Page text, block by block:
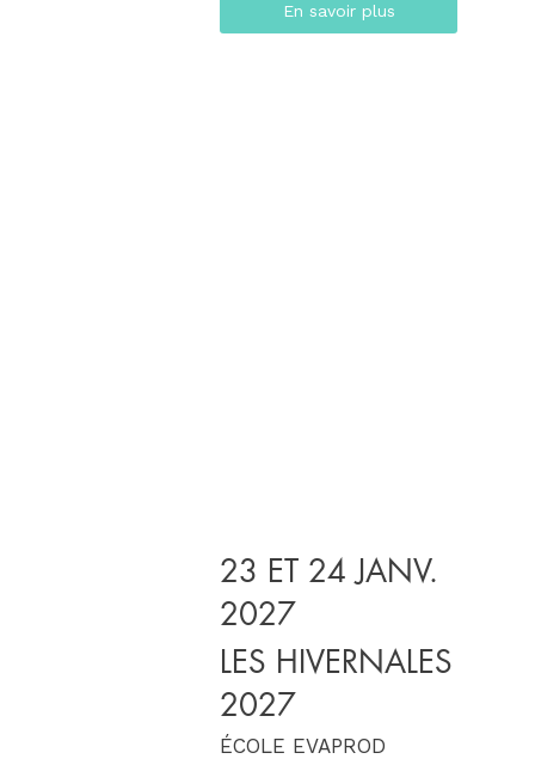
En savoir plus
23 ET 24 JANV.
2027
LES HIVERNALES
2027
ÉCOLE EVAPROD